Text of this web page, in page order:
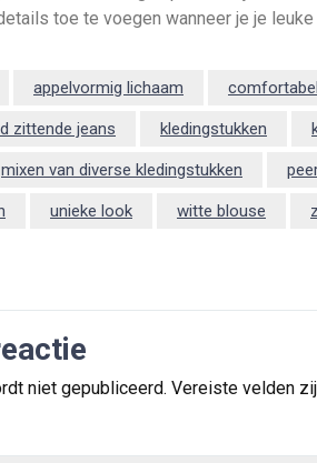
toe te voegen wanneer je je
appelvormig lichaam
zittende jeans kledingstukken
mixen van diverse kledingstukken
unieke look witte blouse
niet gepubliceerd. Vereiste velden